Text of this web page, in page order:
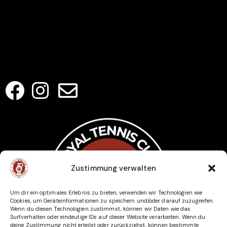
Zustimmung verwalten
Um dir ein optimales Erlebnis zu bieten, verwenden wir Technologien wie
Cookies, um Geräteinformationen zu speichern und/oder darauf zuzugreifen.
Wenn du diesen Technologien zustimmst, können wir Daten wie das
Surfverhalten oder eindeutige IDs auf dieser Website verarbeiten. Wenn du
deine Zustimmung nicht erteilst oder zurückziehst, können bestimmte